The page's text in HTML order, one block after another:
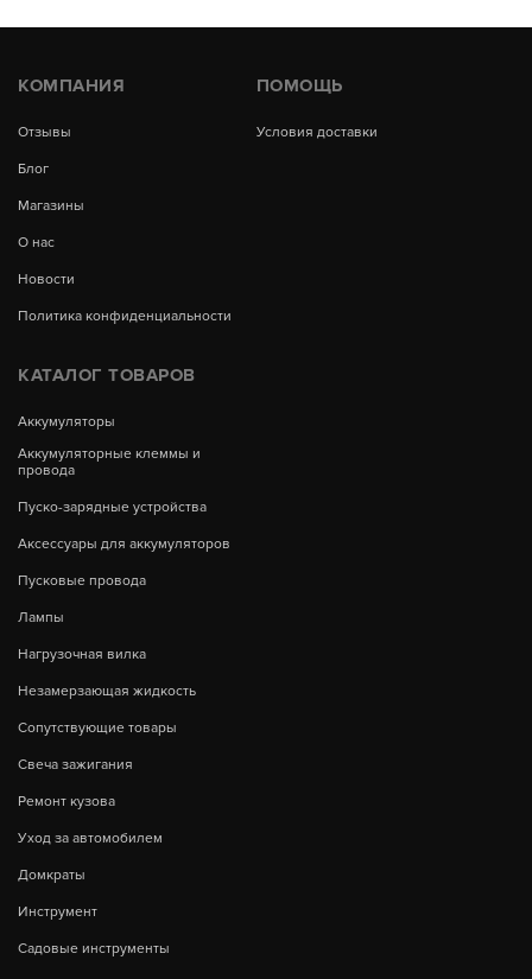
КОМПАНИЯ
Отзывы
Блог
Магазины
О нас
Новости
Политика конфиденциальности
ПОМОЩЬ
Условия доставки
КАТАЛОГ ТОВАРОВ
Аккумуляторы
Аккумуляторные клеммы и
провода
Пуско-зарядные устройства
Аксессуары для аккумуляторов
Пусковые провода
Лампы
Нагрузочная вилка
Незамерзающая жидкость
Сопутствующие товары
Свеча зажигания
Ремонт кузова
Уход за автомобилем
Домкраты
Инструмент
Садовые инструменты